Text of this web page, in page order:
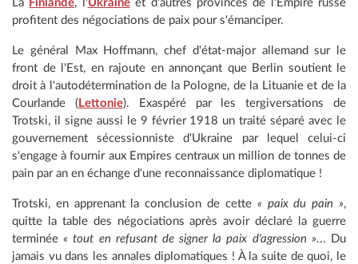
La Finlande, l'Ukraineet d'autres provinces de l'Empire russe
profitent des négociations de paix pour s'émanciper.
Le général Max Hoffmann, chef d'état-major allemand sur le
front de l'Est, en rajoute en annonçant que Berlin soutient le
droit à l'autodétermination de la Pologne, de la Lituanie et de la
Courlande ( Lettonie). Exaspéré par les tergiversations de
Trotski, il signe aussi le 9 février 1918 un traité séparé avec le
gouvernement sécessionniste d'Ukraine par lequel celui-ci
s'engage à fournir aux Empires centraux un million de tonnes de
pain par an en échange d'une reconnaissance diplomatique !
Trotski, en apprenant la conclusion de cette « paix du pain »,
quitte la table des négociations après avoir déclaré la guerre
terminée« tout en refusant de signer la paix d'agression »... Du
jamais vu dans les annales diplomatiques ! À la suite de quoi, le